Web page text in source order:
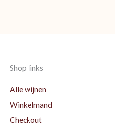
Shop links
Alle wijnen
Winkelmand
Checkout